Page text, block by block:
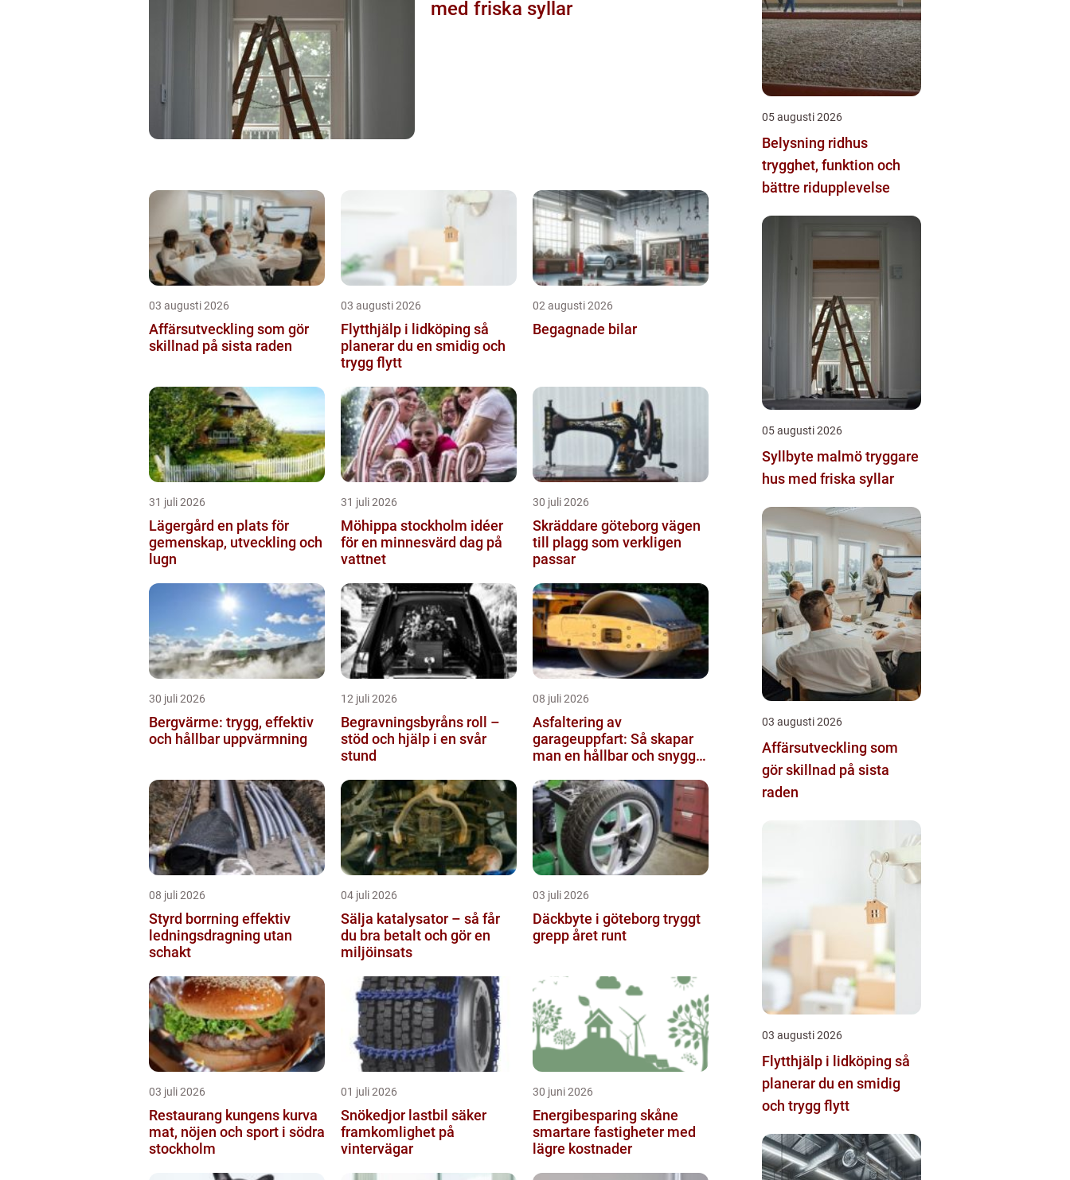
med friska syllar
03 augusti 2026
Affärsutveckling som gör
skillnad på sista raden
03 augusti 2026
Flytthjälp i lidköping så
planerar du en smidig och
trygg flytt
02 augusti 2026
Begagnade bilar
31 juli 2026
Lägergård en plats för
gemenskap, utveckling och
lugn
31 juli 2026
Möhippa stockholm idéer
för en minnesvärd dag på
vattnet
30 juli 2026
Skräddare göteborg vägen
till plagg som verkligen
passar
30 juli 2026
Bergvärme: trygg, effektiv
och hållbar uppvärmning
12 juli 2026
Begravningsbyråns roll –
stöd och hjälp i en svår
stund
08 juli 2026
Asfaltering av
garageuppfart: Så skapar
man en hållbar och snygg
08 juli 2026
Styrd borrning effektiv
ledningsdragning utan
schakt
04 juli 2026
Sälja katalysator – så får
du bra betalt och gör en
miljöinsats
03 juli 2026
Däckbyte i göteborg tryggt
grepp året runt
03 juli 2026
Restaurang kungens kurva
mat, nöjen och sport i södra
stockholm
01 juli 2026
Snökedjor lastbil säker
framkomlighet på
vintervägar
30 juni 2026
Energibesparing skåne
smartare fastigheter med
lägre kostnader
05 augusti 2026
Belysning ridhus
trygghet, funktion och
bättre ridupplevelse
05 augusti 2026
Syllbyte malmö tryggare
hus med friska syllar
03 augusti 2026
Affärsutveckling som
gör skillnad på sista
raden
03 augusti 2026
Flytthjälp i lidköping så
planerar du en smidig
och trygg flytt